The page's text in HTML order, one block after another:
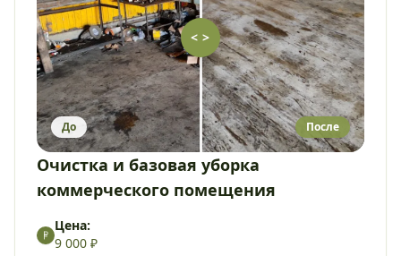
< >
До После
Очистка и базовая уборка
коммерческого помещения
Цена:
9 000 ₽